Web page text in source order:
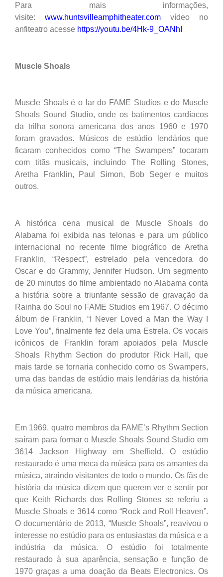
Para mais informações,
visite: www.huntsvilleamphitheater.com vídeo no
anfiteatro acesse https://youtu.be/4Hk-9_OANhI
Muscle Shoals
Muscle Shoals é o lar do FAME Studios e do Muscle
Shoals Sound Studio, onde os batimentos cardíacos
da trilha sonora americana dos anos 1960 e 1970
foram gravados. Músicos de estúdio lendários que
ficaram conhecidos como “The Swampers” tocaram
com titãs musicais, incluindo The Rolling Stones,
Aretha Franklin, Paul Simon, Bob Seger e muitos
outros.
A histórica cena musical de Muscle Shoals do
Alabama foi exibida nas telonas e para um público
internacional no recente filme biográfico de Aretha
Franklin, “Respect”, estrelado pela vencedora do
Oscar e do Grammy, Jennifer Hudson. Um segmento
de 20 minutos do filme ambientado no Alabama conta
a história sobre a triunfante sessão de gravação da
Rainha do Soul no FAME Studios em 1967. O décimo
álbum de Franklin, “I Never Loved a Man the Way I
Love You”, finalmente fez dela uma Estrela. Os vocais
icônicos de Franklin foram apoiados pela Muscle
Shoals Rhythm Section do produtor Rick Hall, que
mais tarde se tornaria conhecido como os Swampers,
uma das bandas de estúdio mais lendárias da história
da música americana.
Em 1969, quatro membros da FAME’s Rhythm Section
saíram para formar o Muscle Shoals Sound Studio em
3614 Jackson Highway em Sheffield. O estúdio
restaurado é uma meca da música para os amantes da
música, atraindo visitantes de todo o mundo. Os fãs de
história da música dizem que querem ver e sentir por
que Keith Richards dos Rolling Stones se referiu a
Muscle Shoals e 3614 como “Rock and Roll Heaven”.
O documentário de 2013, “Muscle Shoals”, reavivou o
interesse no estúdio para os entusiastas da música e a
indústria da música. O estúdio foi totalmente
restaurado à sua aparência, sensação e função de
1970 graças a uma doação da Beats Electronics. Os